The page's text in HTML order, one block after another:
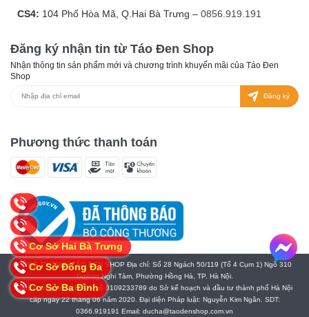
CS4: 104 Phố Hòa Mã, Q.Hai Bà Trưng – 0856.919.191
Đăng ký nhận tin từ Táo Đen Shop
Nhận thông tin sản phẩm mới và chương trình khuyến mãi của Táo Đen
Shop
Đăng ký
Phương thức thanh toán
CÔNG TY TNHH TÁO ĐEN SHOP Địa chỉ: Số 28 Ngách 50/119 (Tổ 4 Cụm 1) Ngõ 310
Đường Nghi Tàm, Phường Hồng Hà, TP. Hà Nội.
Giấy chứng nhận ĐKDN số 0109233789 do Sở kế hoạch và đầu tư thành phố Hà Nội
cấp ngày 22 tháng 06 năm 2020. Đại diện Pháp luật: Nguyễn Kim Ngân. SDT:
0366.919191 Email: ducha@taodenshop.com.vn
Cơ Sở Ba Đình
Cơ Sở Đống Đa
Cơ Sở Hai Bà Trưng